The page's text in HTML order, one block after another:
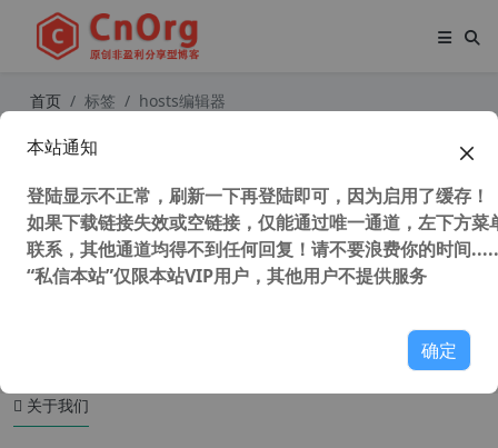
首页 标签 hosts编辑器
件联网禁止工具
关于我们
本站通知
登陆显示不正常，刷新一下再登陆即可，因为启用了缓存！
如果下载链接失效或空链接，仅能通过唯一通道，左下方菜
联系，其他通道均得不到任何回复！请不要浪费你的时间
“私信本站”仅限本站VIP用户，其他用户不提供服务
确定